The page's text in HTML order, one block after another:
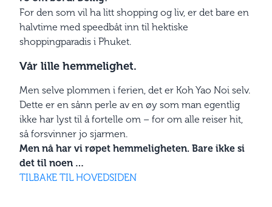
For den som vil ha litt shopping og liv, er det bare en
halvtime med speedbåt inn til hektiske
shoppingparadis i Phuket.
Vår lille hemmelighet.
Men selve plommen i ferien, det er Koh Yao Noi selv.
Dette er en sånn perle av en øy som man egentlig
ikke har lyst til å fortelle om – for om alle reiser hit,
så forsvinner jo sjarmen.
Men nå har vi røpet hemmeligheten. Bare ikke si
det til noen …
TILBAKE TIL HOVEDSIDEN